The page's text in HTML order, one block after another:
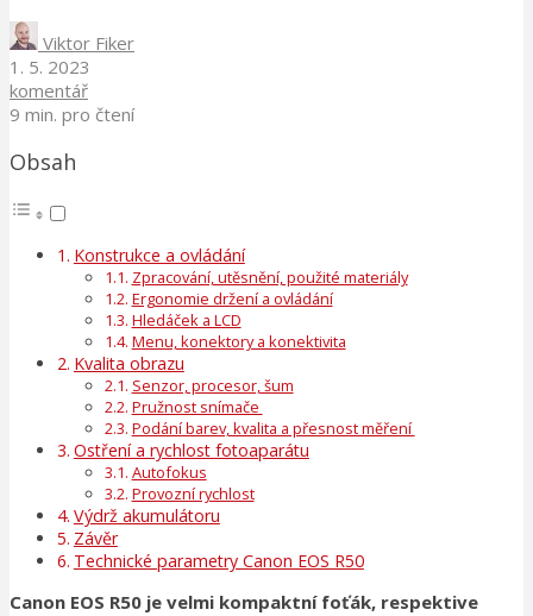
Viktor Fiker
1. 5. 2023
komentář
9 min. pro čtení
Obsah
Konstrukce a ovládání
Zpracování, utěsnění, použité materiály
Ergonomie držení a ovládání
Hledáček a LCD
Menu, konektory a konektivita
Kvalita obrazu
Senzor, procesor, šum
Pružnost snímače
Podání barev, kvalita a přesnost měření
Ostření a rychlost fotoaparátu
Autofokus
Provozní rychlost
Výdrž akumulátoru
Závěr
Technické parametry Canon EOS R50
Canon EOS R50 je velmi kompaktní foťák, respektive